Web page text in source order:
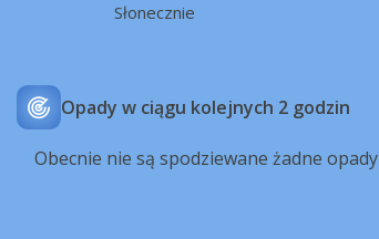
Słonecznie
Opady w ciągu kolejnych 2 godzin
Obecnie nie są spodziewane żadne opady